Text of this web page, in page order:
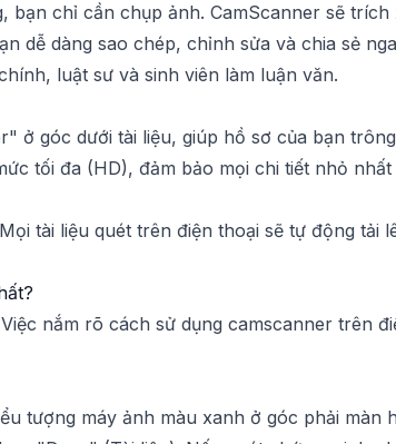
bạn chỉ cần chụp ảnh. CamScanner sẽ
dễ dàng sao chép, chỉnh sửa và chia sẻ
luật sư và sinh viên làm luận văn.
ở góc dưới tài liệu, giúp hồ sơ của bạn
tối đa (HD), đảm bảo mọi chi tiết nhỏ
tài liệu quét trên điện thoại sẽ tự động tải
nắm rõ cách sử dụng camscanner trên
tượng máy ảnh màu xanh ở góc phải màn